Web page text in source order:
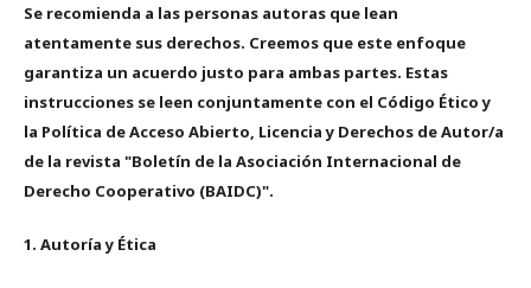
Se recomienda a las personas autoras que lean
atentamente sus derechos. Creemos que este enfoque
garantiza un acuerdo justo para ambas partes. Estas
instrucciones se leen conjuntamente con el Código Ético y
la Política de Acceso Abierto, Licencia y Derechos de Autor/a
de la revista "Boletín de la Asociación Internacional de
Derecho Cooperativo (BAIDC)".
1. Autoría y Ética